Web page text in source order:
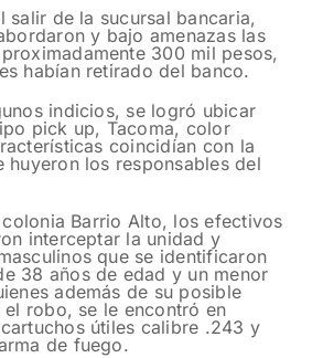
salir de la sucursal bancaria,
y bajo amenazas las
300 mil pesos,
habían retirado del banco.
indicios, se logró ubicar
pick up, Tacoma, color
coincidían con la
huyeron los responsables del
Barrio Alto, los efectivos
interceptar la unidad y
que se identificaron
38 años de edad y un menor
además de su posible
robo, se le encontró en
útiles calibre .243 y
de fuego.